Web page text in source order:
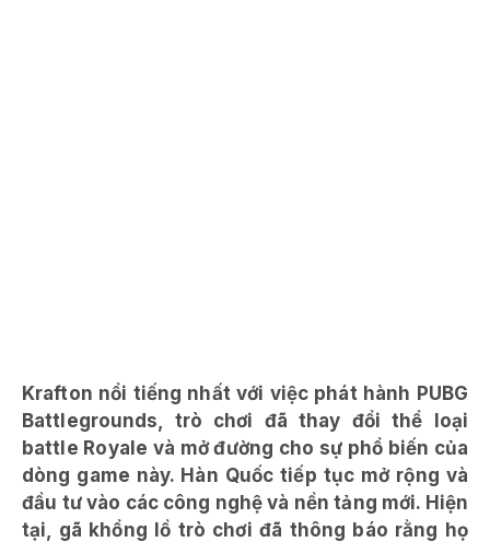
Krafton nổi tiếng nhất với việc phát hành PUBG
Battlegrounds, trò chơi đã thay đổi thể loại
battle Royale và mở đường cho sự phổ biến của
dòng game này. Hàn Quốc tiếp tục mở rộng và
đầu tư vào các công nghệ và nền tảng mới. Hiện
tại, gã khổng lồ trò chơi đã thông báo rằng họ